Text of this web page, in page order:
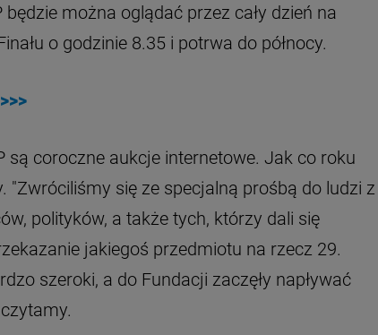
można oglądać przez cały dzień na
o godzinie 8.35 i potrwa do północy.
są coroczne aukcje internetowe. Jak co roku
"Zwróciliśmy się ze specjalną prośbą do ludzi z
polityków, a także tych, którzy dali się
jakiegoś przedmiotu na rzecz 29.
szeroki, a do Fundacji zaczęły napływać